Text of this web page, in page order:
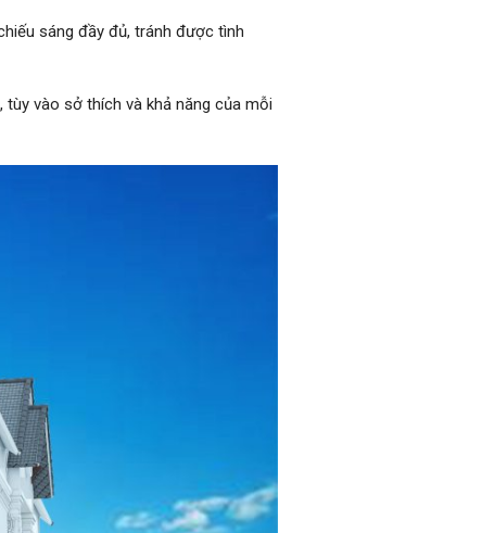
sáng đầy đủ, tránh được tình
tùy vào sở thích và khả năng của mỗi